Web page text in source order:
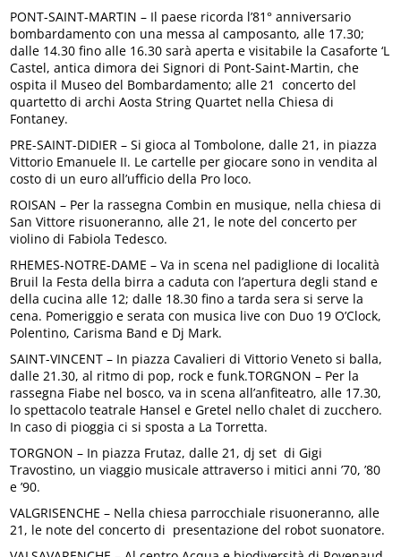
PONT-SAINT-MARTIN – Il paese ricorda l’81° anniversario
bombardamento con una messa al camposanto, alle 17.30;
dalle 14.30 fino alle 16.30 sarà aperta e visitabile la Casaforte ‘L
Castel, antica dimora dei Signori di Pont-Saint-Martin, che
ospita il Museo del Bombardamento; alle 21 concerto del
quartetto di archi Aosta String Quartet nella Chiesa di
Fontaney.
PRE-SAINT-DIDIER – Si gioca al Tombolone, dalle 21, in piazza
Vittorio Emanuele II. Le cartelle per giocare sono in vendita al
costo di un euro all’ufficio della Pro loco.
ROISAN – Per la rassegna Combin en musique, nella chiesa di
San Vittore risuoneranno, alle 21, le note del concerto per
violino di Fabiola Tedesco.
RHEMES-NOTRE-DAME – Va in scena nel padiglione di località
Bruil la Festa della birra a caduta con l’apertura degli stand e
della cucina alle 12; dalle 18.30 fino a tarda sera si serve la
cena. Pomeriggio e serata con musica live con Duo 19 O’Clock,
Polentino, Carisma Band e Dj Mark.
SAINT-VINCENT – In piazza Cavalieri di Vittorio Veneto si balla,
dalle 21.30, al ritmo di pop, rock e funk.TORGNON – Per la
rassegna Fiabe nel bosco, va in scena all’anfiteatro, alle 17.30,
lo spettacolo teatrale Hansel e Gretel nello chalet di zucchero.
In caso di pioggia ci si sposta a La Torretta.
TORGNON – In piazza Frutaz, dalle 21, dj set di Gigi
Travostino, un viaggio musicale attraverso i mitici anni ’70, ’80
e ’90.
VALGRISENCHE – Nella chiesa parrocchiale risuoneranno, alle
21, le note del concerto di presentazione del robot suonatore.